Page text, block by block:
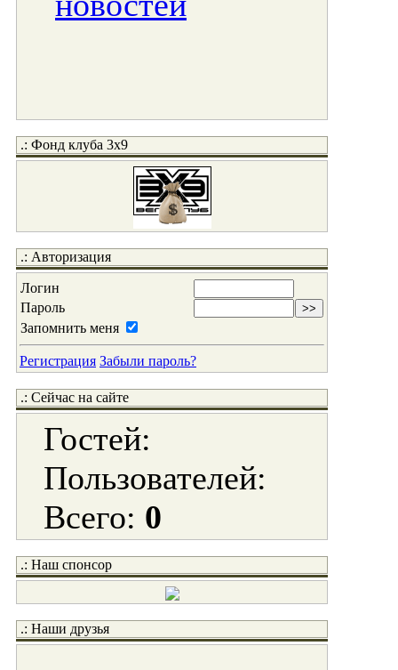
.: Фонд клуба 3x9
.: Авторизация
Логин
Пароль
Запомнить меня
Регистрация Забыли пароль?
.: Сейчас на сайте
Гостей:
Пользователей:
Всего: 0
.: Наш спонсор
.: Наши друзья